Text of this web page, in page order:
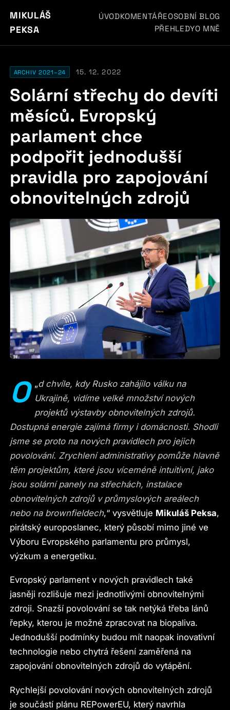
MIKULÁŠ
PEKSA
ÚVODKOMENTÁŘEOSOBNÍ BLOG
PŘEHLEDYO MNĚ
ARCHIV 2021–24 15. 12. 2022
Solární střechy do devíti
měsíců. Evropský
parlament chce
podpořit jednodušší
pravidla pro zapojování
obnovitelných zdrojů
„
O
d chvíle, kdy Rusko zahájilo válku na
Ukrajině, vidíme velké množství nových
projektů výstavby obnovitelných zdrojů.
Dostupná energie zajímá firmy i domácnosti. Shodli
jsme se proto na nových pravidlech pro jejich
povolování. Zrychlení administrativy pomůže hlavně
těm projektům, které jsou víceméně intuitivní, jako
jsou solární panely na střechách, instalace
obnovitelných zdrojů v průmyslových areálech
nebo na brownfieldech,“ vysvětluje Mikuláš Peksa,
pirátský europoslanec, který působí mimo jiné ve
Výboru Evropského parlamentu pro průmysl,
výzkum a energetiku.
Evropský parlament v nových pravidlech také
jasněji rozlišuje mezi jednotlivými obnovitelnými
zdroji. Snazší povolování se tak netýká třeba lánů
řepky, kterou je možné zpracovat na biopaliva.
Jednodušší podmínky budou mít naopak inovativní
technologie nebo chytrá řešení zaměřená na
zapojování obnovitelných zdrojů do vytápění.
Rychlejší povolování nových obnovitelných zdrojů
je součástí plánu REPowerEU, který navrhla